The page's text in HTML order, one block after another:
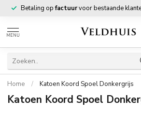
Betaling opfactuurvoor bestaande
MENU
Home / Katoen Koord Spoel Donkergrijs
Katoen Koord Spoel